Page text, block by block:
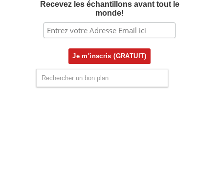
Recevez les échantillons avant tout le
monde!